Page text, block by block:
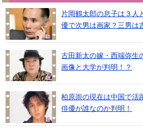
片岡鶴太郎の息子は３人
優で次男は画家？三男は
古田新太の嫁・西端弥生
画像と大学が判明！？
柏原崇の現在は中国で活
俳優が誰なのか判明！